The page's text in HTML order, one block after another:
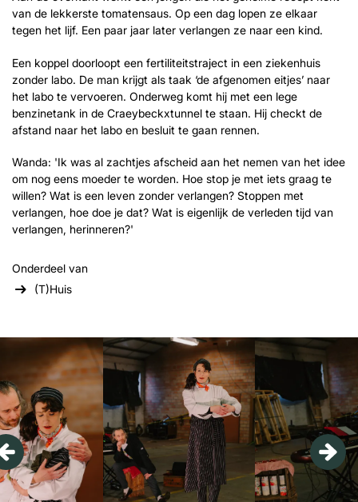
van de lekkerste tomatensaus. Op een dag lopen ze elkaar
tegen het lijf. Een paar jaar later verlangen ze naar een kind.
Een koppel doorloopt een fertiliteitstraject in een ziekenhuis
zonder labo. De man krijgt als taak ‘de afgenomen eitjes’ naar
het labo te vervoeren. Onderweg komt hij met een lege
benzinetank in de Craeybeckxtunnel te staan. Hij checkt de
afstand naar het labo en besluit te gaan rennen.
Wanda: 'Ik was al zachtjes afscheid aan het nemen van het idee
om nog eens moeder te worden. Hoe stop je met iets graag te
willen? Wat is een leven zonder verlangen? Stoppen met
verlangen, hoe doe je dat? Wat is eigenlijk de verleden tijd van
verlangen, herinneren?'
Onderdeel van
(T)Huis
Overslaan